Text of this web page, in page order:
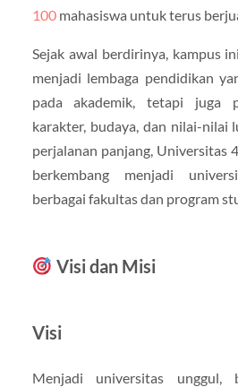
100mahasiswa untuk terus
Sejak awal berdirinya, kampus
menjadi lembaga pendidikan
pada akademik, tetapi juga
karakter, budaya, dan nilai-nilai
perjalanan panjang, Universitas
berkembang menjadi
berbagai fakultas dan program
Visi dan Misi
Visi
Menjadi universitas unggul,